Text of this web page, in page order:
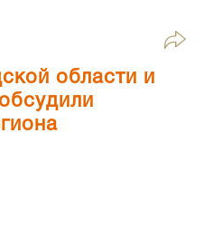
области и